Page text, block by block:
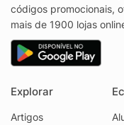
códigos promocionais,
mais de 1900 lojas
Explorar
Artigos